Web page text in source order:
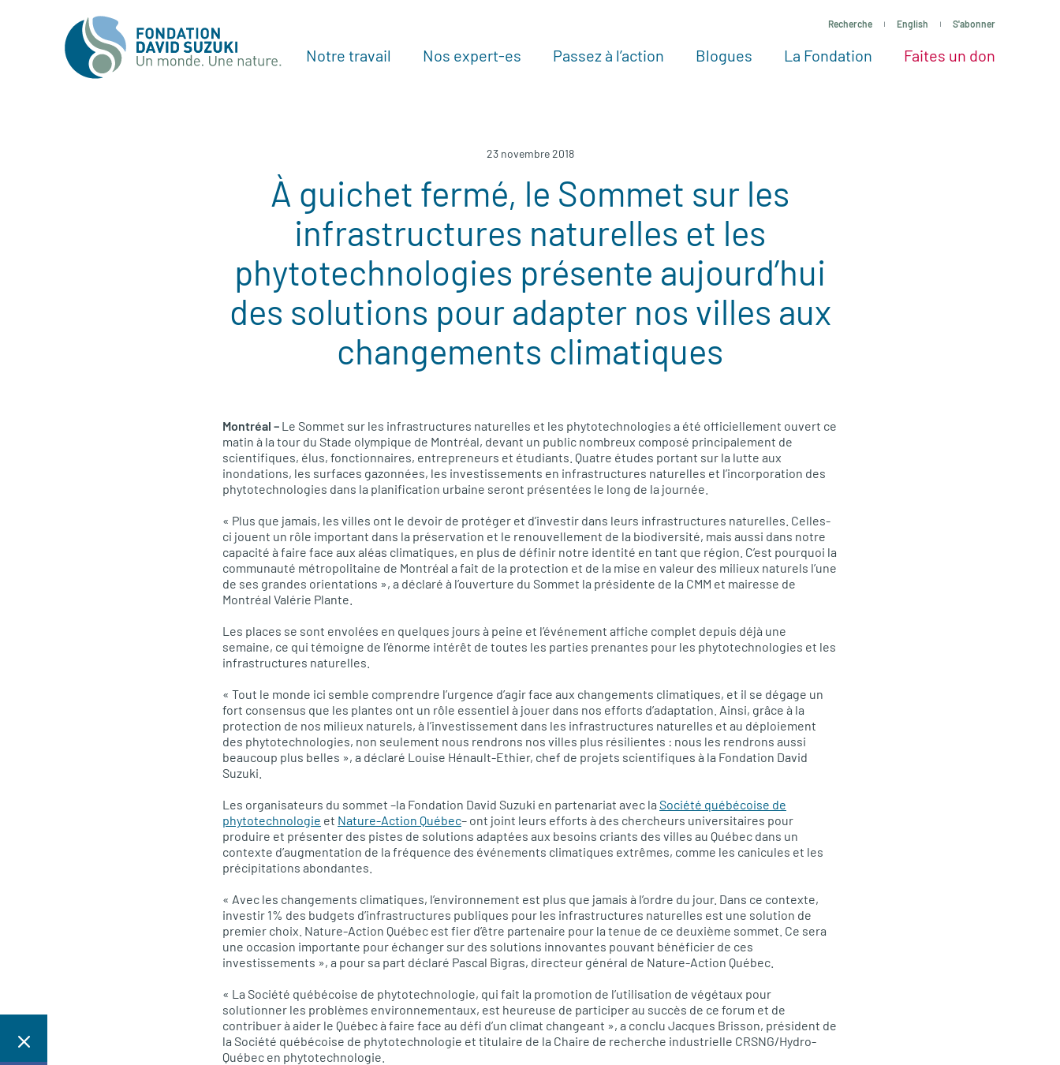
Recherche English S'abonner
Notre travail Voir tous les projets
Nos expert-es Nos Experts
Passez à l’action Passez à l’action
Blogues La FondationLa Fondation
Faites un don
Autres façons de faire un don
23 novembre 2018
À guichet fermé, le Sommet sur les
infrastructures naturelles et les
phytotechnologies présente aujourd’hui
des solutions pour adapter nos villes aux
changements climatiques
Montréal – Le Sommet sur les infrastructures naturelles et les phytotechnologies a été officiellement ouvert ce
matin à la tour du Stade olympique de Montréal, devant un public nombreux composé principalement de
scientifiques, élus, fonctionnaires, entrepreneurs et étudiants. Quatre études portant sur la lutte aux
inondations, les surfaces gazonnées, les investissements en infrastructures naturelles et l’incorporation des
phytotechnologies dans la planification urbaine seront présentées le long de la journée.
« Plus que jamais, les villes ont le devoir de protéger et d’investir dans leurs infrastructures naturelles. Celles-
ci jouent un rôle important dans la préservation et le renouvellement de la biodiversité, mais aussi dans notre
capacité à faire face aux aléas climatiques, en plus de définir notre identité en tant que région. C’est pourquoi la
communauté métropolitaine de Montréal a fait de la protection et de la mise en valeur des milieux naturels l’une
de ses grandes orientations », a déclaré à l’ouverture du Sommet la présidente de la CMM et mairesse de
Montréal Valérie Plante.
Les places se sont envolées en quelques jours à peine et l’événement affiche complet depuis déjà une
semaine, ce qui témoigne de l’énorme intérêt de toutes les parties prenantes pour les phytotechnologies et les
infrastructures naturelles.
« Tout le monde ici semble comprendre l’urgence d’agir face aux changements climatiques, et il se dégage un
fort consensus que les plantes ont un rôle essentiel à jouer dans nos efforts d’adaptation. Ainsi, grâce à la
protection de nos milieux naturels, à l’investissement dans les infrastructures naturelles et au déploiement
des phytotechnologies, non seulement nous rendrons nos villes plus résilientes : nous les rendrons aussi
beaucoup plus belles », a déclaré Louise Hénault-Ethier, chef de projets scientifiques à la Fondation David
Suzuki.
Les organisateurs du sommet –la Fondation David Suzuki en partenariat avec la Société québécoise de
phytotechnologie et Nature-Action Québec– ont joint leurs efforts à des chercheurs universitaires pour
produire et présenter des pistes de solutions adaptées aux besoins criants des villes au Québec dans un
contexte d’augmentation de la fréquence des événements climatiques extrêmes, comme les canicules et les
précipitations abondantes.
« Avec les changements climatiques, l’environnement est plus que jamais à l’ordre du jour. Dans ce contexte,
investir 1% des budgets d’infrastructures publiques pour les infrastructures naturelles est une solution de
premier choix. Nature-Action Québec est fier d’être partenaire pour la tenue de ce deuxième sommet. Ce sera
une occasion importante pour échanger sur des solutions innovantes pouvant bénéficier de ces
investissements », a pour sa part déclaré Pascal Bigras, directeur général de Nature-Action Québec.
« La Société québécoise de phytotechnologie, qui fait la promotion de l’utilisation de végétaux pour
solutionner les problèmes environnementaux, est heureuse de participer au succès de ce forum et de
contribuer à aider le Québec à faire face au défi d’un climat changeant », a conclu Jacques Brisson, président de
la Société québécoise de phytotechnologie et titulaire de la Chaire de recherche industrielle CRSNG/Hydro-
Québec en phytotechnologie.